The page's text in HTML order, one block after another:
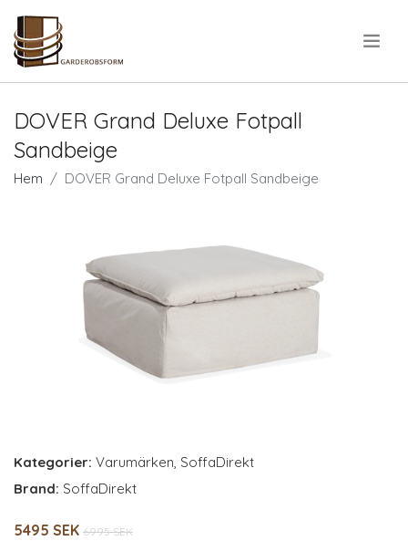
DOVER Grand Deluxe Fotpall
Sandbeige
Hem DOVER Grand Deluxe Fotpall Sandbeige
Kategorier: Varumärken, SoffaDirekt
Brand: SoffaDirekt
5495 SEK 6995 SEK